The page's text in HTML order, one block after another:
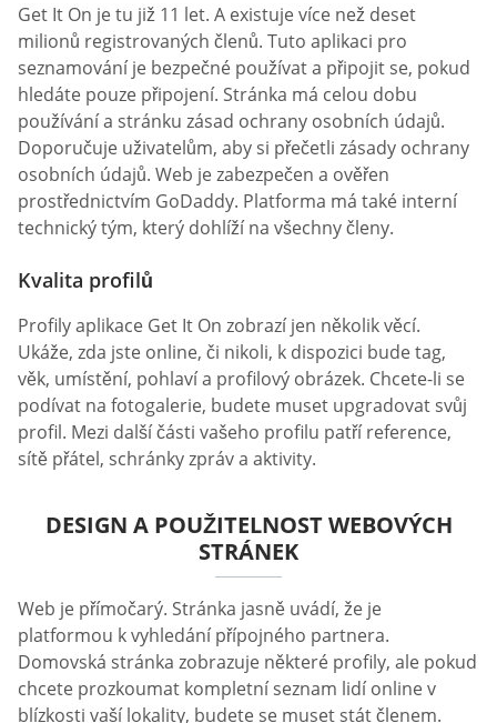
Get It On je tu již 11 let. A existuje více než deset
milionů registrovaných členů. Tuto aplikaci pro
seznamování je bezpečné používat a připojit se, pokud
hledáte pouze připojení. Stránka má celou dobu
používání a stránku zásad ochrany osobních údajů.
Doporučuje uživatelům, aby si přečetli zásady ochrany
osobních údajů. Web je zabezpečen a ověřen
prostřednictvím GoDaddy. Platforma má také interní
technický tým, který dohlíží na všechny členy.
Kvalita profilů
Profily aplikace Get It On zobrazí jen několik věcí.
Ukáže, zda jste online, či nikoli, k dispozici bude tag,
věk, umístění, pohlaví a profilový obrázek. Chcete-li se
podívat na fotogalerie, budete muset upgradovat svůj
profil. Mezi další části vašeho profilu patří reference,
sítě přátel, schránky zpráv a aktivity.
DESIGN A POUŽITELNOST WEBOVÝCH
STRÁNEK
Web je přímočarý. Stránka jasně uvádí, že je
platformou k vyhledání přípojného partnera.
Domovská stránka zobrazuje některé profily, ale pokud
chcete prozkoumat kompletní seznam lidí online v
blízkosti vaší lokality, budete se muset stát členem.